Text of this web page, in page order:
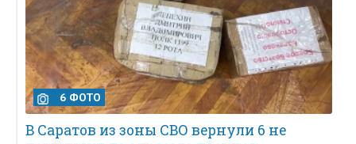
6 ФОТО
В Саратов из зоны СВО вернули 6 не